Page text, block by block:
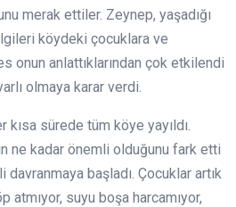
merak ettiler. Zeynep, yaşadığı
köydeki çocuklara ve
onun anlattıklarından çok etkilendi
olmaya karar verdi.
kısa sürede tüm köye yayıldı.
ne kadar önemli olduğunu fark etti
başladı. Çocuklar artık
atmıyor, suyu boşa harcamıyor,